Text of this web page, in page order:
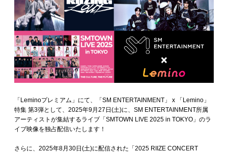
「Leminoプレミアム」にて、「SM ENTERTAINMENT」 x 「Lemino」
特集 第3弾として、2025年9月27日(土)に、SM ENTERTAINMENT所属
アーティストが集結するライブ「SMTOWN LIVE 2025 in TOKYO」のラ
イブ映像を独占配信いたします！
さらに、2025年8月30日(土)に配信された「2025 RIIZE CONCERT